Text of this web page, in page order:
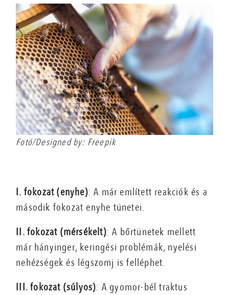
Fotó/Designed by: Freepik
I. fokozat (enyhe): A már említett reakciók és a
második fokozat enyhe tünetei.
II. fokozat (mérsékelt): A bőrtünetek mellett
már hányinger, keringési problémák, nyelési
nehézségek és légszomj is felléphet.
III. fokozat (súlyos): A gyomor-bél traktus